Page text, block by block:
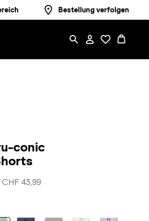
Bestellung verfolgen
conic
CHF 43,99